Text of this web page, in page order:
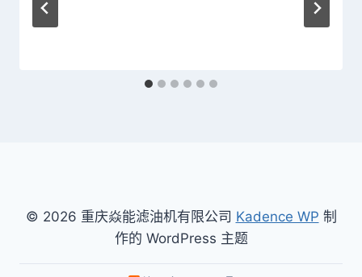
© 2026 重庆焱能滤油机有限公司 Kadence WP 制
作的 WordPress 主题